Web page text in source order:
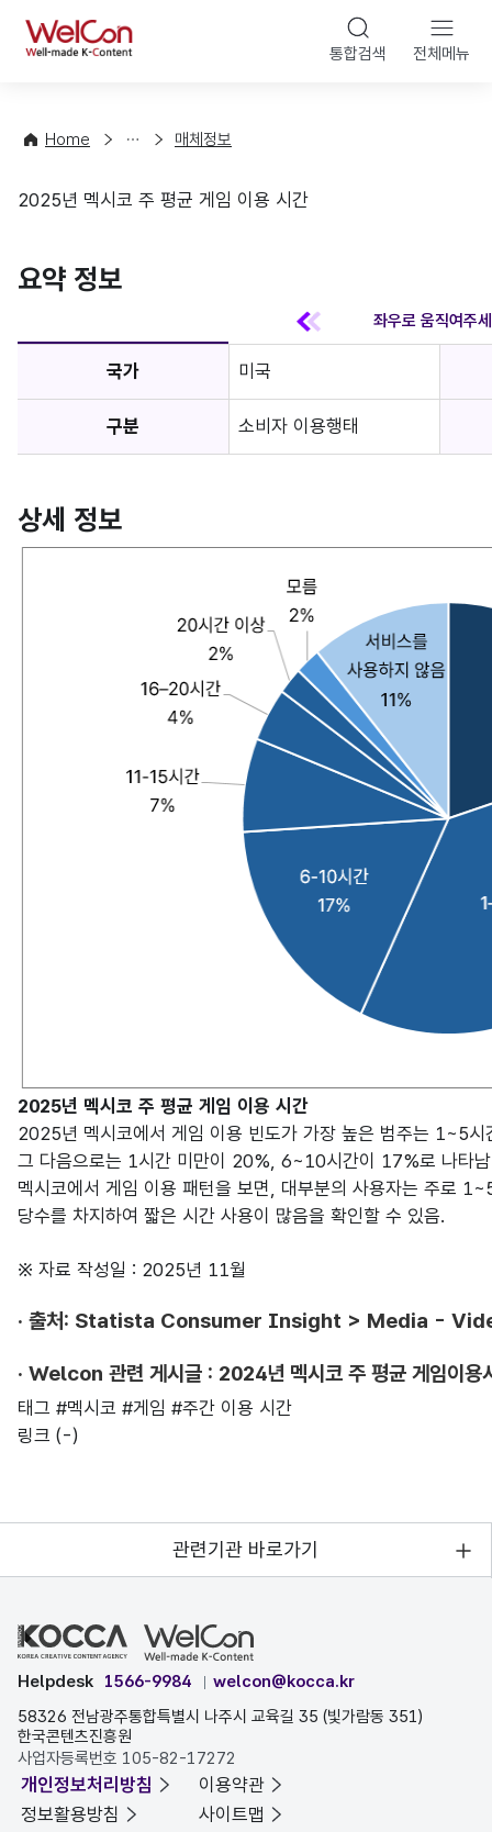
WelCon 통합검색 전체메뉴
Home
컨
팅
해
기
정
매체정보
매체정보
2025년 멕시코 주 평균 게임 이용 시간
요약 정보
국가 미국
구분 소비자 이용행태
상세 정보
이용 시간
비중 (%)
1~5시간
37%
1시간 미만
20%
6~10시간
17%
서비스를 사용하지 않음11%
16-20시간
4%
모름
2%
2025년 멕시코 주 평균 게임 이용 시간
2025년 멕시코에서 게임 이용 빈도가 가장 높은 범주는 1~5
그 다음으로는 1시간 미만이 20%, 6~10시간이 17%로 나타
멕시코에서 게임 이용 패턴을 보면, 대부분의 사용자는 주로
당수를 차지하여 짧은 시간 사용이 많음을 확인할 수 있음.
※ 자료 작성일 : 2025년 11월
· 출처: Statista Consumer Insight > Media -
· Welcon 관련 게시글 : 2024년 멕시코 주 평균 게임이용
태그 #멕시코 #게임 #주간 이용 시간
링크 (-)
관련기관 바로가기
Helpdesk 1566-9984
welcon@kocca.kr
58326 전남광주통합특별시 나주시 교육길 35 (빛가람동 351)
한국콘텐츠진흥원
사업자등록번호 105-82-17272
개인정보처리방침
이용약관
정보활용방침
사이트맵